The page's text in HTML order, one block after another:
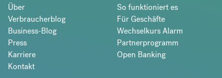
Über
Verbraucherblog
Business-Blog
Press
Karriere
Kontakt
So funktioniert es
Für Geschäfte
Wechselkurs Alarm
Partnerprogramm
Open Banking